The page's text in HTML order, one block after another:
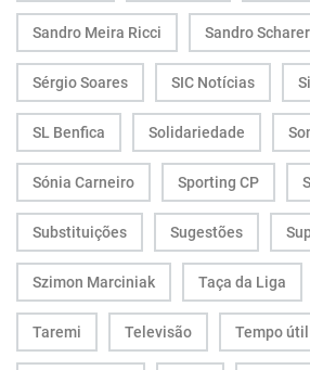
Sandro Meira Ricci Sandro Scharer
Sérgio Soares SIC Notícias
SL Benfica Solidariedade
Sónia Carneiro Sporting CP
Substituições Sugestões
Szimon Marciniak Taça da Liga
Taremi Televisão Tempo